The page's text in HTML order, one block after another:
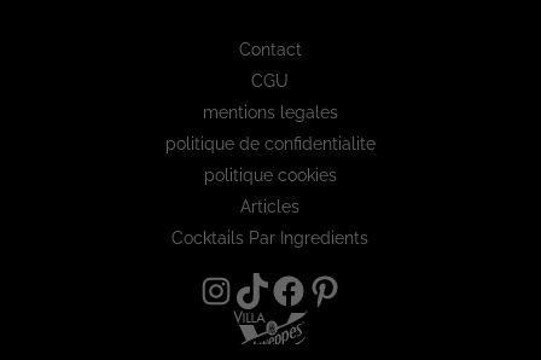
Contact
CGU
mentions legales
politique de confidentialite
politique cookies
Articles
Cocktails Par Ingredients